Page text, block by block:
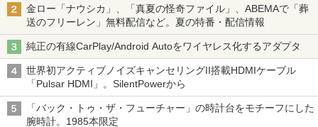
金ロー「ナウシカ」、「真夏の怪奇ファイル」、ABEMAで「葬
送のフリーレン」無料配信など。夏の特番・配信情報
純正の有線CarPlay/Android Autoをワイヤレス化するアダプタ
世界初アクティブノイズキャンセリングII搭載HDMIケーブル
「Pulsar HDMI」。SilentPowerから
「バック・トゥ・ザ・フューチャー」の時計台をモチーフにした
腕時計。1985本限定